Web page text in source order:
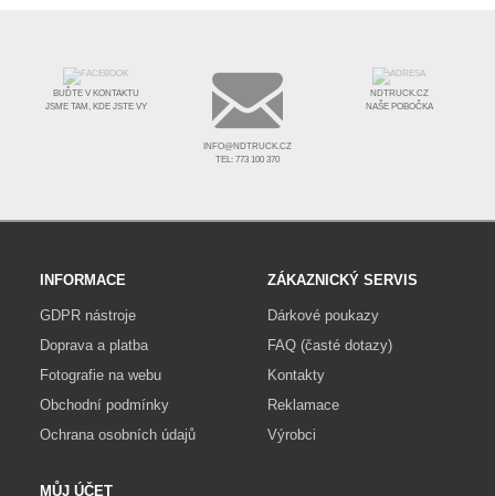
BUĎTE V KONTAKTU
JSME TAM, KDE JSTE VY
INFO@NDTRUCK.CZ
TEL: 773 100 370
NDTRUCK.CZ
NAŠE POBOČKA
INFORMACE
GDPR nástroje
Doprava a platba
Fotografie na webu
Obchodní podmínky
Ochrana osobních údajů
ZÁKAZNICKÝ SERVIS
Dárkové poukazy
FAQ (časté dotazy)
Kontakty
Reklamace
Výrobci
MŮJ ÚČET